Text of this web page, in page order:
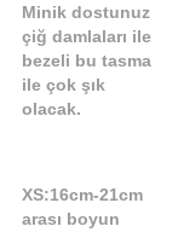
Minik dostunuz
çiğ damlaları ile
bezeli bu tasma
ile çok şık
olacak.
XS:16cm-21cm
arası boyun